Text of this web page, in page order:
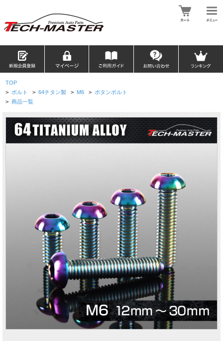
TOP
> ボルト > 64チタン製 > M6 > ボタンボルト
> 商品一覧